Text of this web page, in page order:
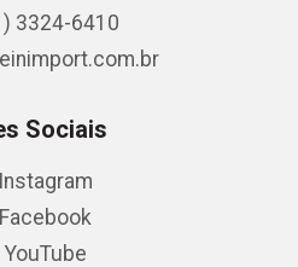
3324-6410
Sociais
Instagram
Facebook
YouTube